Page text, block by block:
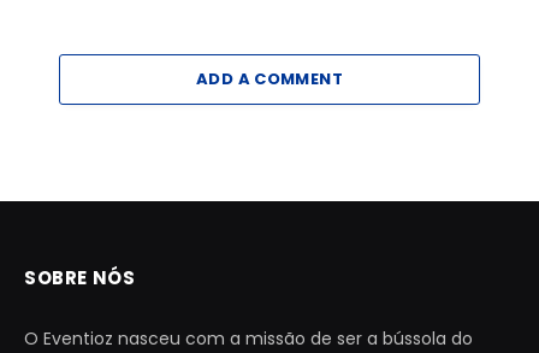
ADD A COMMENT
SOBRE NÓS
O Eventioz nasceu com a missão de ser a bússola do